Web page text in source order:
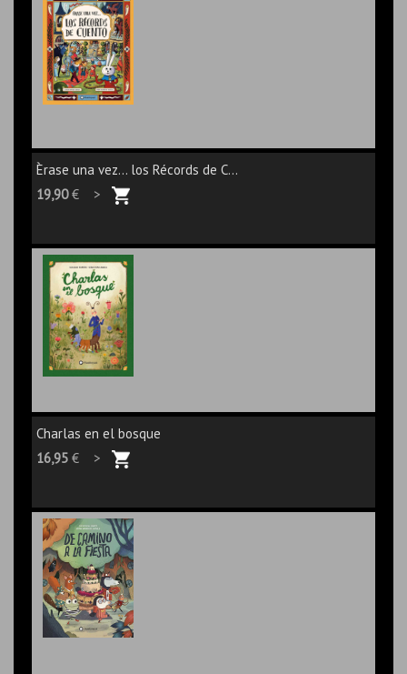
Èrase una vez... los Récords de C...
19,90€ >
Charlas en el bosque
16,95 € >